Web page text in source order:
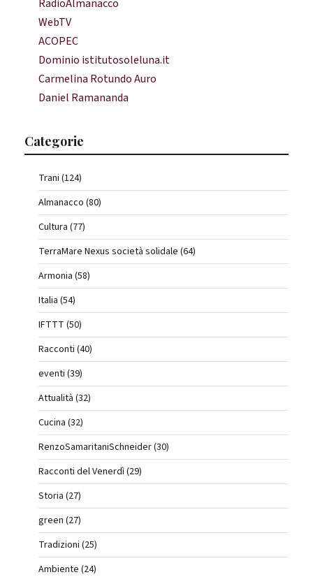
RadioAlmanacco
WebTV
ACOPEC
Dominio istitutosoleluna.it
Carmelina Rotundo Auro
Daniel Ramananda
Categorie
Trani (124)
Almanacco (80)
Cultura (77)
TerraMare Nexus società solidale (64)
Armonia (58)
Italia (54)
IFTTT (50)
Racconti (40)
eventi (39)
Attualità (32)
Cucina (32)
RenzoSamaritaniSchneider (30)
Racconti del Venerdì (29)
Storia (27)
green (27)
Tradizioni (25)
Ambiente (24)